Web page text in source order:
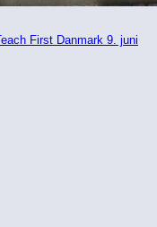
First Danmark 9. juni